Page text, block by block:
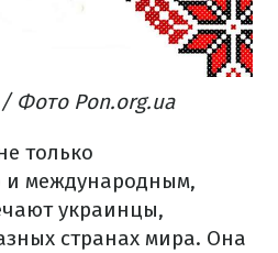
Фото Pon.org.ua
только
международным,
украинцы,
странах мира. Она